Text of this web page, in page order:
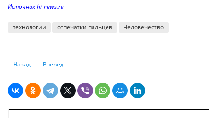
Источник hi-news.ru
технологии отпечатки пальцев Человечество
Предыдущий: Роботы будущего будут ходить только на двух ногах:
Назад Следующий: “Ужасный полет“: худшие и лучшие места в
Вперед